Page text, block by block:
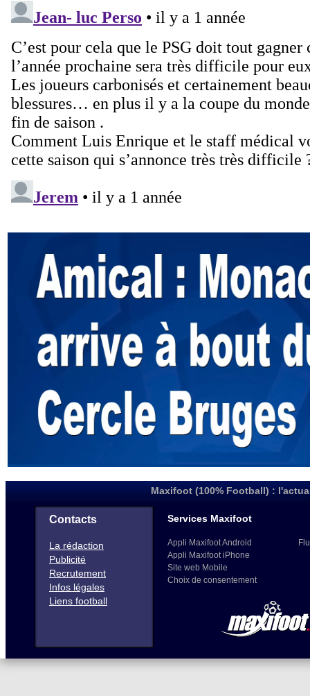
Maxifoot (100% Football) :
Contacts
La rédaction
Publicité
Recrutement
Infos légales
Liens football
Services Maxifoot
Appli Maxifoot Android
Appli Maxifoot iPhone
Site web Mobile
Choix de consentement